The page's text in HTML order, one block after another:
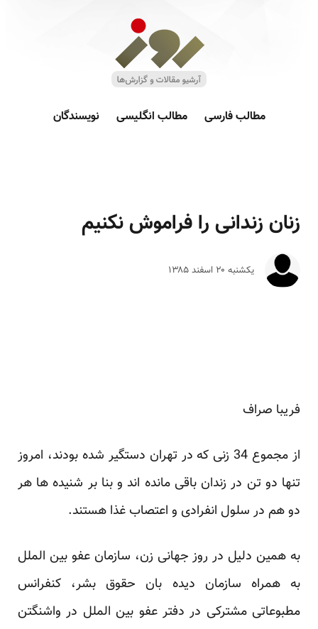
مطالب فارسی مطالب انگلیسی نویسندگان
زنان زندانی را فراموش نکنیم
یکشنبه ۲۰ اسفند ۱۳۸۵
فریبا صراف
از مجموع 34 زنی که در تهران دستگیر شده بودند، امروز
تنها دو تن در زندان باقی مانده اند و بنا بر شنیده ها هر
دو هم در سلول انفرادی و اعتصاب غذا هستند.
به همین دلیل در روز جهانی زن، سازمان عفو بین الملل
به همراه سازمان دیده بان حقوق بشر، کنفرانس
مطبوعاتی مشترکی در دفتر عفو بین الملل در واشنگتن